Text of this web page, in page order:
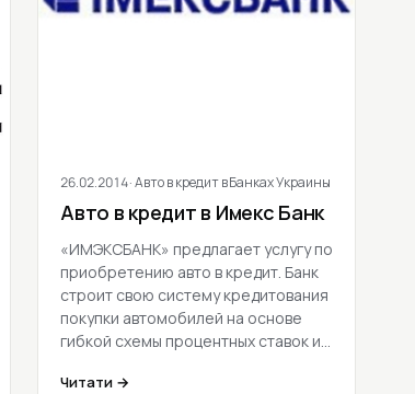
26.02.2014· Авто в кредит в Банках Украины
Авто в кредит в Имекс Банк
«ИМЭКСБАНК» предлагает услугу по
приобретению авто в кредит. Банк
строит свою систему кредитования
покупки автомобилей на основе
гибкой схемы процентных ставок и…
Читати →